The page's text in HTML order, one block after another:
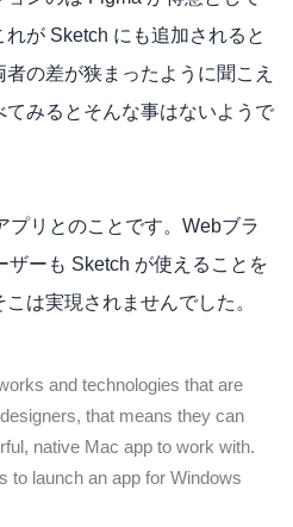
が Sketch にも追加されると
の差が狭まったように聞こえ
てみるとそんな事はないようで
プリとのことです。Webブラ
ザーも Sketch が使えることを
は実現されませんでした。
and technologies that are
that means they can
native Mac app to work with.
to launch an app for Windows